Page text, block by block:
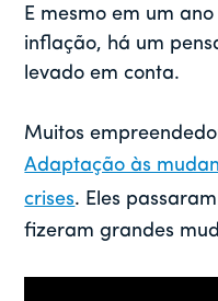
E mesmo em um
inflação, há um
levado em conta.
Muitos
Adaptação às
crises. Eles
fizeram grandes